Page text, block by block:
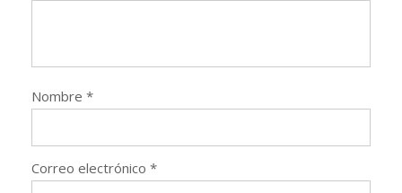
Nombre *
Correo electrónico *